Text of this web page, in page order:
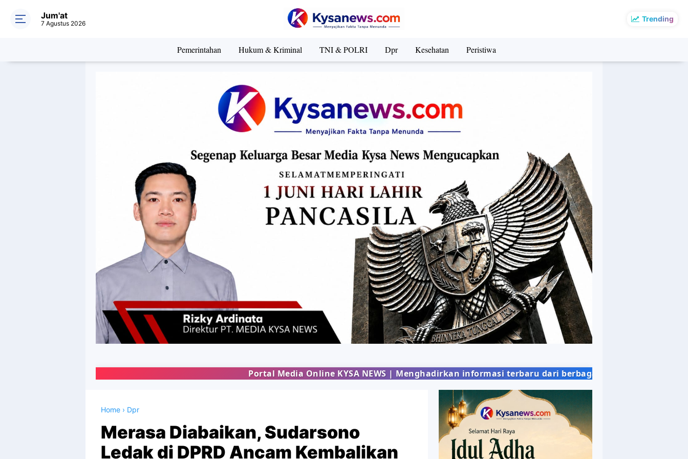
Trending
Jum'at
7 Agustus 2026
Pemerintahan Hukum & Kriminal TNI & POLRI Dpr Kesehatan Peristiwa
Portal Media Online KYSA NEWS | Menghadirkan informasi terbaru dari berbagai bidang kehidupan masyarakat
Home › Dpr
Merasa Diabaikan, Sudarsono
Ledak di DPRD Ancam Kembalikan